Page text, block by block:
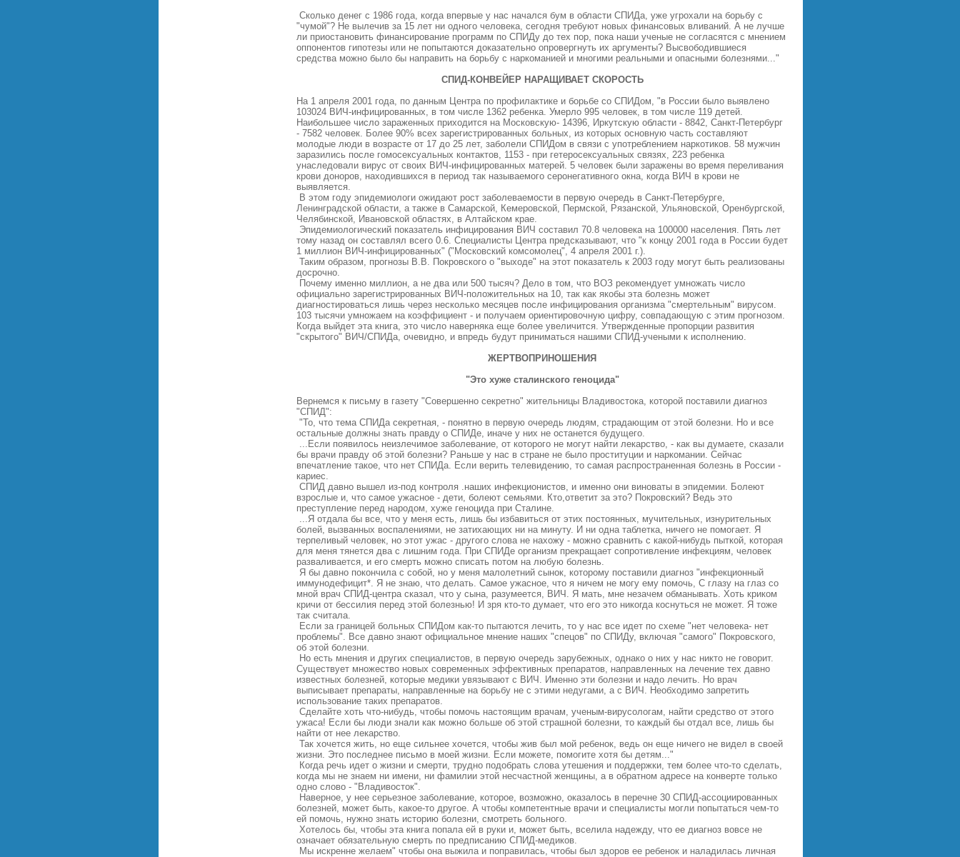
Сколько денег с 1986 года, когда впервые у нас начался бум в области СПИДа, уже угрохали на борьбу с
"чумой"? Не вылечив за 15 лет ни одного человека, сегодня требуют новых финансовых вливаний. А не лучше
ли приостановить финансирование программ по СПИДу до тех пор, пока наши ученые не согласятся с мнением
оппонентов гипотезы или не попытаются доказательно опровергнуть их аргументы? Высвободившиеся
средства можно было бы направить на борьбу с наркоманией и многими реальными и опасными болезнями..."
СПИД-КОНВЕЙЕР НАРАЩИВАЕТ СКОРОСТЬ
На 1 апреля 2001 года, по данным Центра по профилактике и борьбе со СПИДом, "в России было выявлено
103024 ВИЧ-инфицированных, в том числе 1362 ребенка. Умерло 995 человек, в том числе 119 детей.
Наибольшее число зараженных приходится на Московскую- 14396, Иркутскую области - 8842, Санкт-Петербург
- 7582 человек. Более 90% всех зарегистрированных больных, из которых основную часть составляют
молодые люди в возрасте от 17 до 25 лет, заболели СПИДом в связи с употреблением наркотиков. 58 мужчин
заразились после гомосексуальных контактов, 1153 - при гетеросексуальных связях, 223 ребенка
унаследовали вирус от своих ВИЧ-инфицированных матерей. 5 человек были заражены во время переливания
крови доноров, находившихся в период так называемого серонегативного окна, когда ВИЧ в крови не
выявляется.
В этом году эпидемиологи ожидают рост заболеваемости в первую очередь в Санкт-Петербурге,
Ленинградской области, а также в Самарской, Кемеровской, Пермской, Рязанской, Ульяновской, Оренбургской,
Челябинской, Ивановской областях, в Алтайском крае.
Эпидемиологический показатель инфицирования ВИЧ составил 70.8 человека на 100000 населения. Пять лет
тому назад он составлял всего 0.6. Специалисты Центра предсказывают, что "к концу 2001 года в России будет
1 миллион ВИЧ-инфицированных" ("Московский комсомолец", 4 апреля 2001 г.).
Таким образом, прогнозы В.В. Покровского о "выходе" на этот показатель к 2003 году могут быть реализованы
досрочно.
Почему именно миллион, а не два или 500 тысяч? Дело в том, что ВОЗ рекомендует умножать число
официально зарегистрированных ВИЧ-положительных на 10, так как якобы эта болезнь может
диагностироваться лишь через несколько месяцев после инфицирования организма "смертельным" вирусом.
103 тысячи умножаем на коэффициент - и получаем ориентировочную цифру, совпадающую с этим прогнозом.
Когда выйдет эта книга, это число наверняка еще более увеличится. Утвержденные пропорции развития
"скрытого" ВИЧ/СПИДа, очевидно, и впредь будут приниматься нашими СПИД-учеными к исполнению.
ЖЕРТВОПРИНОШЕНИЯ
"Это хуже сталинского геноцида"
Вернемся к письму в газету "Совершенно секретно" жительницы Владивостока, которой поставили диагноз
"СПИД":
"То, что тема СПИДа секретная, - понятно в первую очередь людям, страдающим от этой болезни. Но и все
остальные должны знать правду о СПИДе, иначе у них не останется будущего.
...Если появилось неизлечимое заболевание, от которого не могут найти лекарство, - как вы думаете, сказали
бы врачи правду об этой болезни? Раньше у нас в стране не было проституции и наркомании. Сейчас
впечатление такое, что нет СПИДа. Если верить телевидению, то самая распространенная болезнь в России -
кариес.
СПИД давно вышел из-под контроля .наших инфекционистов, и именно они виноваты в эпидемии. Болеют
взрослые и, что самое ужасное - дети, болеют семьями. Кто,ответит за это? Покровский? Ведь это
преступление перед народом, хуже геноцида при Сталине.
...Я отдала бы все, что у меня есть, лишь бы избавиться от этих постоянных, мучительных, изнурительных
болей, вызванных воспалениями, не затихающих ни на минуту. И ни одна таблетка, ничего не помогает. Я
терпеливый человек, но этот ужас - другого слова не нахожу - можно сравнить с какой-нибудь пыткой, которая
для меня тянется два с лишним года. При СПИДе организм прекращает сопротивление инфекциям, человек
разваливается, и его смерть можно списать потом на любую болезнь.
Я бы давно покончила с собой, но у меня малолетний сынок, которому поставили диагноз "инфекционный
иммунодефицит*. Я не знаю, что делать. Самое ужасное, что я ничем не могу ему помочь, С глазу на глаз со
мной врач СПИД-центра сказал, что у сына, разумеется, ВИЧ. Я мать, мне незачем обманывать. Хоть криком
кричи от бессилия перед этой болезнью! И зря кто-то думает, что его это никогда коснуться не может. Я тоже
так считала.
Если за границей больных СПИДом как-то пытаются лечить, то у нас все идет по схеме "нет человека- нет
проблемы". Все давно знают официальное мнение наших "спецов" по СПИДу, включая "самого" Покровского,
об этой болезни.
Но есть мнения и других специалистов, в первую очередь зарубежных, однако о них у нас никто не говорит.
Существует множество новых современных эффективных препаратов, направленных на лечение тех давно
известных болезней, которые медики увязывают с ВИЧ. Именно эти болезни и надо лечить. Но врач
выписывает препараты, направленные на борьбу не с этими недугами, а с ВИЧ. Необходимо запретить
использование таких препаратов.
Сделайте хоть что-нибудь, чтобы помочь настоящим врачам, ученым-вирусологам, найти средство от этого
ужаса! Если бы люди знали как можно больше об этой страшной болезни, то каждый бы отдал все, лишь бы
найти от нее лекарство.
Так хочется жить, но еще сильнее хочется, чтобы жив был мой ребенок, ведь он еще ничего не видел в своей
жизни. Это последнее письмо в моей жизни. Если можете, помогите хотя бы детям..."
Когда речь идет о жизни и смерти, трудно подобрать слова утешения и поддержки, тем более что-то сделать,
когда мы не знаем ни имени, ни фамилии этой несчастной женщины, а в обратном адресе на конверте только
одно слово - "Владивосток".
Наверное, у нее серьезное заболевание, которое, возможно, оказалось в перечне 30 СПИД-ассоциированных
болезней, может быть, какое-то другое. А чтобы компетентные врачи и специалисты могли попытаться чем-то
ей помочь, нужно знать историю болезни, смотреть больного.
Хотелось бы, чтобы эта книга попала ей в руки и, может быть, вселила надежду, что ее диагноз вовсе не
означает обязательную смерть по предписанию СПИД-медиков.
Мы искренне желаем" чтобы она выжила и поправилась, чтобы был здоров ее ребенок и наладилась личная